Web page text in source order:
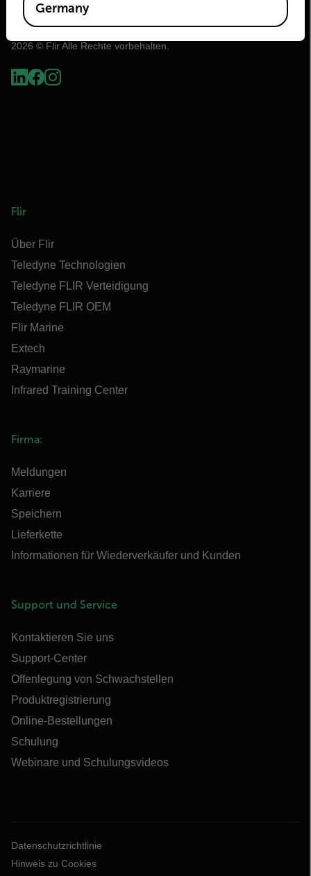
2026 © Flir Alle Rechte vorbehalten.
Flir
Über Flir
Teledyne Technologien
Teledyne FLIR Verteidigung
Teledyne FLIR OEM
Flir Marine
Extech
Raymarine
Infrared Training Center
Firma:
Meldungen
Karriere
Speichern
Lieferkette
Informationen für Wiederverkäufer und Kunden
Support und Service
Kontaktieren Sie uns
Support-Center
Offenlegung von Schwachstellen
Produktregistrierung
Online-Bestellungen
Schulung
Webinare und Schulungsvideos
Datenschutzrichtlinie
Hinweis zu Cookies
Germany